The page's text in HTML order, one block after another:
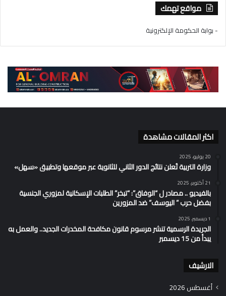
مواقع تهمك
- بوابة الحكومة الإلكترونية
اكثر المقالات مشاهدة
20 يوليو، 2025
وزارة التربية تُعلن نتائج الدور الثاني للثانوية عبر موقعها وتطبيق «سهل»
21 أكتوبر، 2025
بالفيديو .. مصادر ل “الوفاق”: “تبخر” الطلبات الإسكانية لمزوري الجنسية
بفضل حرب ” اليوسف” ضد المزورين
1 ديسمبر، 2025
الجريدة الرسمية تنشر مرسوم قانون مكافحة المخدرات الجديد.. والعمل به
يبدأ من 15 ديسمبر
الارشيف
أغسطس 2026